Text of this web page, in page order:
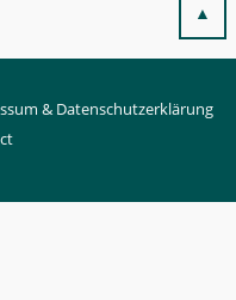
▲
& Datenschutzerklärung